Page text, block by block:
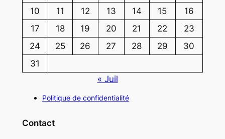
10
11 12 13 14 15
16
17
18 19 20 21 22
23
24
25 26 27 28 29
30
31
« Juil
Politique de confidentialité
Contact